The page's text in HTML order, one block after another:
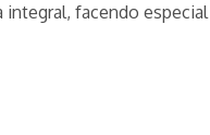
facendo